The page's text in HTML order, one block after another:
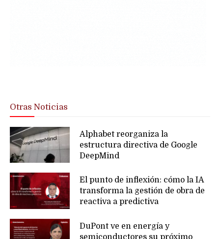
Otras Noticias
Alphabet reorganiza la
estructura directiva de Google
DeepMind
El punto de inflexión: cómo la IA
transforma la gestión de obra de
reactiva a predictiva
DuPont ve en energía y
semiconductores su próximo